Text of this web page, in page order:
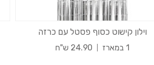
וילון קישוט כסוף פסטל עם כרזה
1 במארז 24.90 ש"ח